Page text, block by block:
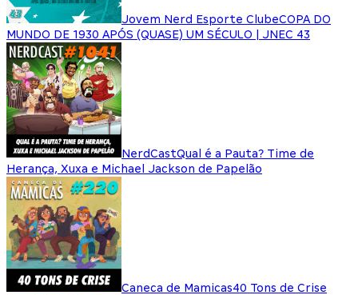
Jovem Nerd Esporte ClubeCOPA DO
MUNDO DE 1930 APÓS (QUASE) UM SÉCULO | JNEC 43
NerdCastQual é a Pauta? Time de
Herança, Xuxa e Michael Jackson de Papelão
Caneca de Mamicas40 Tons de Crise